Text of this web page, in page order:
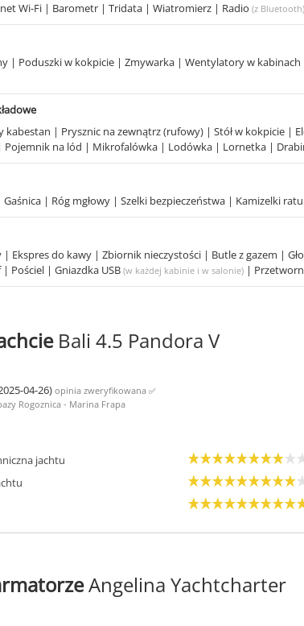
Wi-Fi | Barometr | Tridata | Wiatromierz | Radio (z Bluetooth)
| Poduszki w kokpicie | Zmywarka | Wentylatory w kabinach
kabestan | Prysznic na zewnątrz (rufowy) | Stół w kokpicie |
Pojemnik na lód | Mikrofalówka | Lodówka | Lornetka |
Gaśnica | Róg mgłowy | Szelki bezpieczeństwa | Kamizelki
| Ekspres do kawy | Zbiornik nieczystości | Butle z gazem |
| Pościel | Gniazdka USB (w każdej kabinie i w salonie) |
Bali 4.5 Pandora V
04-26) opinia zweryfikowana ✅
Rogoznica - Marina Frapa
jachtu
Angelina Yachtcharter